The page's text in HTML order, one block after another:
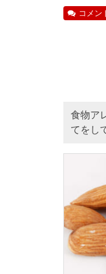
コメン
食物ア
てをし